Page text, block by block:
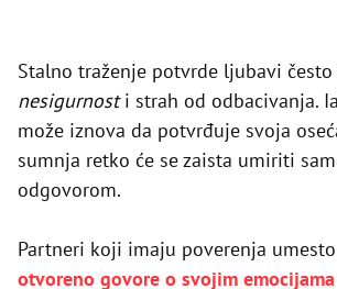
Stalno traženje potvrde ljubavi
nesigurnosti strah od odbacivanja.
može iznova da potvrđuje svoja
sumnja retko će se zaista umiriti
odgovorom.
Partneri koji imaju poverenja
otvoreno govore o svojim emocijama